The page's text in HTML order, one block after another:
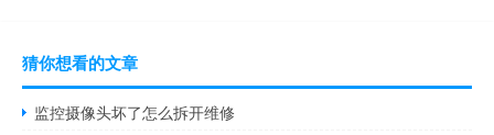
猜你想看的文章
监控摄像头坏了怎么拆开维修